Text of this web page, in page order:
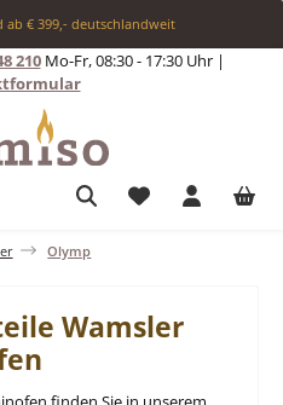
ab € 399,- deutschlandweit
210Mo-Fr, 08:30 - 17:30 Uhr |
Du hast 0
Olymp
Wamsler